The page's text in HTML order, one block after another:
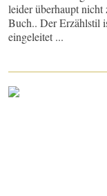
leider überhaupt nicht
Buch.. Der Erzählstil
eingeleitet ...